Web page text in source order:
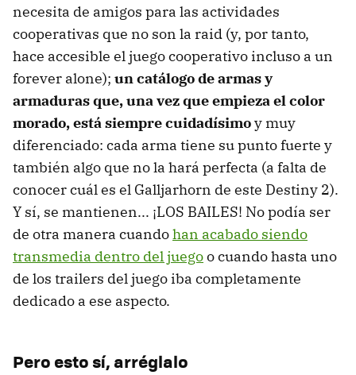
necesita de amigos para las actividades
cooperativas que no son la raid (y, por tanto,
hace accesible el juego cooperativo incluso a un
forever alone); un catálogo de armas y
armaduras que, una vez que empieza el color
morado, está siempre cuidadísimoy muy
diferenciado: cada arma tiene su punto fuerte y
también algo que no la hará perfecta (a falta de
conocer cuál es el Galljarhorn de este Destiny 2).
Y sí, se mantienen... ¡LOS BAILES! No podía ser
de otra manera cuandohan acabado siendo
transmedia dentro del juegoo cuando hasta uno
de los trailers del juego iba completamente
dedicado a ese aspecto.
Pero esto sí, arréglalo